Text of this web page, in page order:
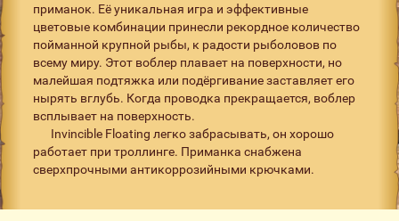
приманок. Её уникальная игра и эффективные
цветовые комбинации принесли рекордное количество
пойманной крупной рыбы, к радости рыболовов по
всему миру. Этот воблер плавает на поверхности, но
малейшая подтяжка или подёргивание заставляет его
нырять вглубь. Когда проводка прекращается, воблер
всплывает на поверхность.
Invincible Floating легко забрасывать, он хорошо
работает при троллинге. Приманка снабжена
сверхпрочными антикоррозийными крючками.